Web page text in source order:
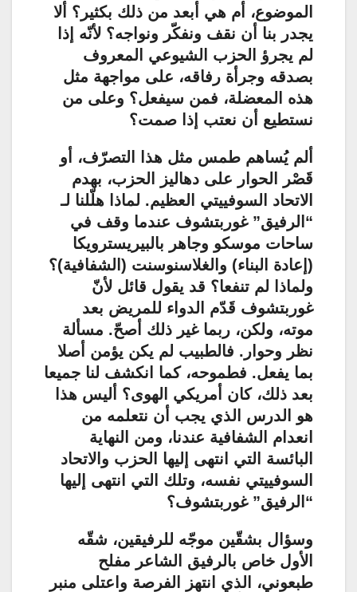
الموضوع، أم هي أبعد من ذلك بكثير؟ ألا
يجدر بنا أن نقف ونفكّر ونواجه؟ لأنّه إذا
لم يجرؤ الحزب الشيوعي المعروف
بصدقه وجرأة رفاقه، على مواجهة مثل
هذه المعضلة، فمن سيفعل؟ وعلى من
نستطيع أن نعتب إذا صمت؟
ألم يُساهم طمس مثل هذا التصرّف، أو
قَصْر الحوار على دهاليز الحزب، بهدم
الاتحاد السوفييتي العظيم. لماذا هلّلنا لـ
“الرفيق” غوربتشوف عندما وقف في
ساحات موسكو وجاهر بالبيريسترويكا
(إعادة البناء) والغلاسنوسنت (الشفافية)؟
ولماذا لم تنفعا؟ قد يقول قائل لأنّ
غوربتشوف قَدّم الدواء للمريض بعد
موته، ولكن، ربما غير ذلك أصحّ. مسألة
نظر وحوار. فالطبيب لم يكن يؤمن أصلا
بما يفعل. فطموحه، كما انكشف لنا جميعا
بعد ذلك، كان أمريكي الهوى؟ أليس هذا
هو الدرس الذي يجب أن نتعلمه من
انعدام الشفافية عندنا، ومن النهاية
البائسة التي انتهى إليها الحزب والاتحاد
السوفييتي نفسه، وتلك التي انتهى إليها
“الرفيق” غوربتشوف؟
وسؤال بشقّين موجّه للرفيقين، شقّه
الأول خاص بالرفيق الشاعر مفلح
طبعوني، الذي انتهز الفرصة واعتلى منبر